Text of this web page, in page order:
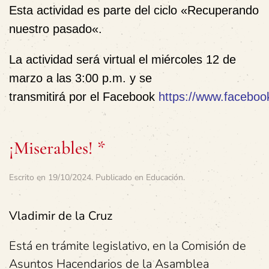
Esta actividad es parte del ciclo «Recuperando
nuestro pasado«.
La actividad será virtual el miércoles 12 de
marzo a las 3:00 p.m. y se
transmitirá por el Facebook https://
¡Miserables! *
Escrito en 19/10/2024. Publicado en Educación.
Vladimir de la Cruz
Está en trámite legislativo, en la Comisión de
Asuntos Hacendarios de la Asamblea